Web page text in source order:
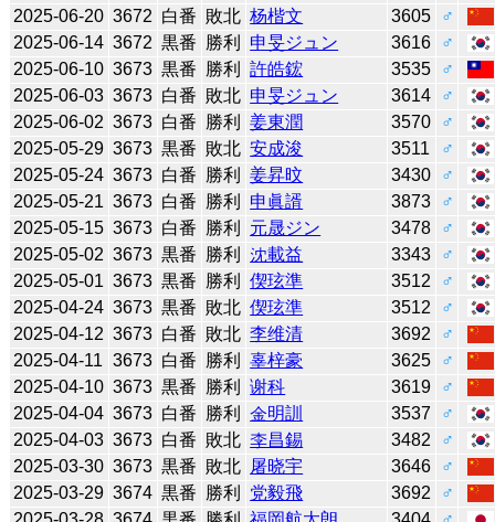
2025-06-20 3672 白番 敗北 杨楷文 3605
♂
2025-06-14 3672 黒番 勝利 申旻ジュン 3616
♂
2025-06-10 3673 黒番 勝利 許皓鋐 3535
♂
2025-06-03 3673 白番 敗北 申旻ジュン 3614
♂
2025-06-02 3673 白番 勝利 姜東潤 3570
♂
2025-05-29 3673 黒番 敗北 安成浚 3511
♂
2025-05-24 3673 白番 勝利 姜昇旼 3430
♂
2025-05-21 3673 白番 勝利 申眞諝 3873
♂
2025-05-15 3673 白番 勝利 元晟ジン 3478
♂
2025-05-02 3673 黒番 勝利 沈載益 3343
♂
2025-05-01 3673 黒番 勝利 偰玹準 3512
♂
2025-04-24 3673 黒番 敗北 偰玹準 3512
♂
2025-04-12 3673 白番 敗北 李维清 3692
♂
2025-04-11 3673 白番 勝利 辜梓豪 3625
♂
2025-04-10 3673 黒番 勝利 谢科 3619
♂
2025-04-04 3673 白番 勝利 金明訓 3537
♂
2025-04-03 3673 白番 敗北 李昌錫 3482
♂
2025-03-30 3673 黒番 敗北 屠晓宇 3646
♂
2025-03-29 3674 黒番 勝利 党毅飛 3692
♂